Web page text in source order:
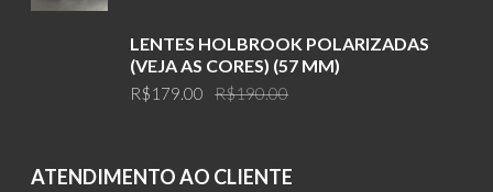
was:
R$199.00.
is:
R$179.00.
LENTES HOLBROOK POLARIZADAS
(VEJA AS CORES) (57 MM)
R$190.00
R$190.00.
R$179.00
R$179.00.
ATENDIMENTO AO CLIENTE